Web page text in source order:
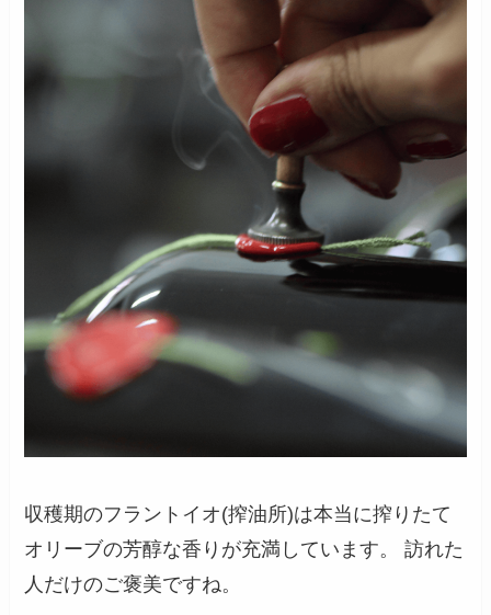
収穫期のフラントイオ(搾油所)は本当に搾りたて
オリーブの芳醇な香りが充満しています。 訪れた
人だけのご褒美ですね。